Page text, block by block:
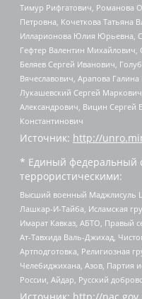
Тимур Рифгатович, Романова
Петровна, Кочеткова Татьяна
Илларионова Юлия Юрьевна,
Гефтер Валентин
Беляев Сергей Иванович,
Вячеславович, Арапова
Лукашевский Сергей
Александрович, Вицин
Константинович
Источник: http://
* Единый федеральный
террористическими:
Высший военный Маджлисуль
Лашкар-И-Тайба, Исламская
Имарат Кавказ, АБТО, Правый
Ат-Тавхида Валь-Джихад,
Артподготовка, Религиозная
Челебиджихана, Азов, Партия
России, Айдар, Русский